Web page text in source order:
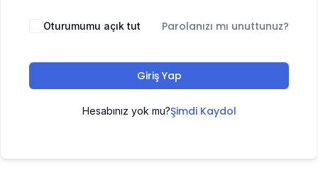
Oturumumu açık tut Parolanızı mı unuttunuz?
Giriş Yap
Hesabınız yok mu?Şimdi Kaydol